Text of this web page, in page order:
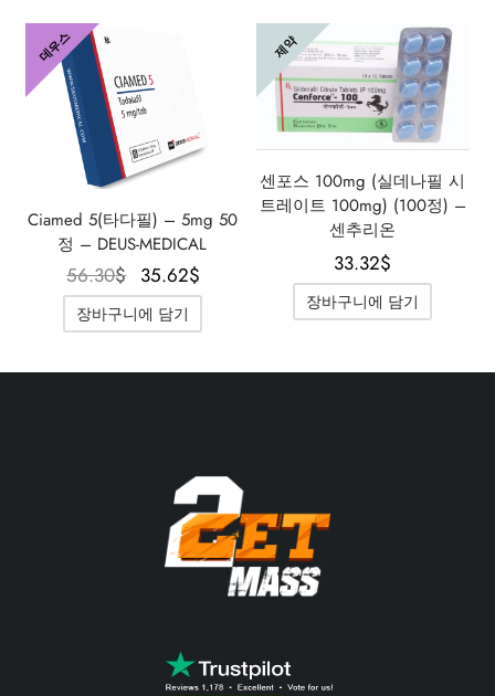
데우스
Ciamed 5(타다필) – 5mg 50
정 – DEUS-MEDICAL
56.30$
원래 가
격은
56.30$였
35.62$
장바구니에 담기
제약
센포스 100mg (실데나필 시
트레이트 100mg) (100정) –
센추리온
33.32$
장바구니에 담기